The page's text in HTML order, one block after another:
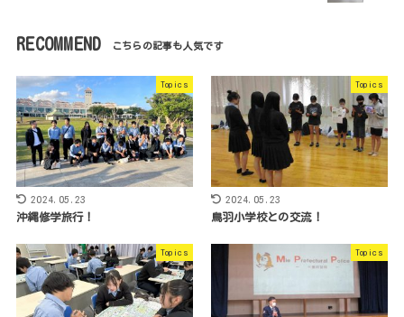
RECOMMEND
Topics
2024.05.23
沖縄修学旅行！
Topics
2024.05.23
鳥羽小学校との交流！
Topics Topics